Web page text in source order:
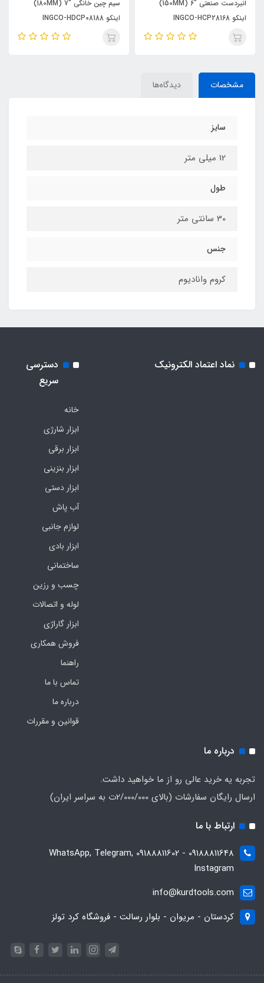
انبردست صنعتی "6 (150MM)
اینکو INGCO-HCP28168
سیم چین خانگی "7 (180MM)
اینکو INGCO-HDCP08188
مشخصات دیدگاه‌ها
سایز
12 میلی متر
طول
30 سانتی متر
جنس
کروم وانادیوم
نماد اعتماد الکترونیک
دسترسی
سریع
خانه
ابزار شارژی
ابزار برقی
ابزار بنزینی
ابزار دستی
آب پاش
لوازم جانبی
ابزار بادی
ساختمانی
چسب و رزین
لوله و اتصالات
ابزار گاراژی
فروش همکاری
راهنما
تماس با ما
درباره ما
قوانین و مقررات
درباره ما
تجربه یه خرید عالی رو از ما خواهید داشت.
ارسال رایگان سفارشات (بالای 2/000/000ت به سراسر ایران)
ارتباط با ما
09188811648 - 09188811602 WhatsApp, Telegram,
Instagram
info@kurdtools.com
کردستان - مریوان - بلوار رسالت - فروشگاه کرد تولز